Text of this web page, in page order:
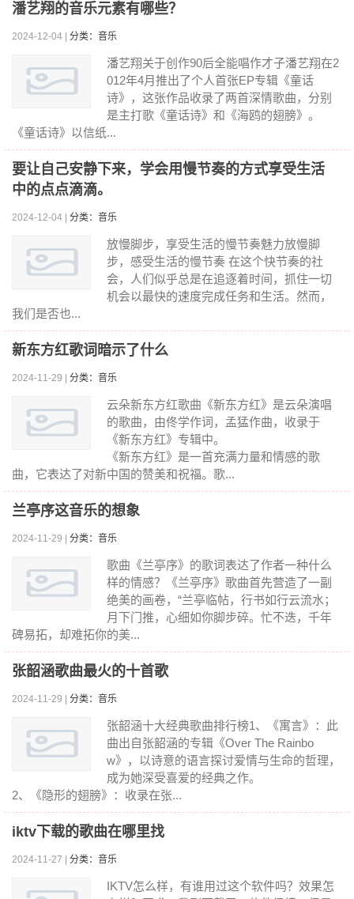
潘艺翔的音乐元素有哪些？
2024-12-04 | 分类：音乐
潘艺翔关于创作90后全能唱作才子潘艺翔在2
012年4月推出了个人首张EP专辑《童话
诗》，这张作品收录了两首深情歌曲，分别
是主打歌《童话诗》和《海鸥的翅膀》。
《童话诗》以信纸...
要让自己安静下来，学会用慢节奏的方式享受生活
中的点点滴滴。
2024-12-04 | 分类：音乐
放慢脚步，享受生活的慢节奏魅力放慢脚
步，感受生活的慢节奏 在这个快节奏的社
会，人们似乎总是在追逐着时间，抓住一切
机会以最快的速度完成任务和生活。然而，
我们是否也...
新东方红歌词暗示了什么
2024-11-29 | 分类：音乐
云朵新东方红歌曲《新东方红》是云朵演唱
的歌曲，由佟学作词，孟猛作曲，收录于
《新东方红》专辑中。
《新东方红》是一首充满力量和情感的歌
曲，它表达了对新中国的赞美和祝福。歌...
兰亭序这音乐的想象
2024-11-29 | 分类：音乐
歌曲《兰亭序》的歌词表达了作者一种什么
样的情感？《兰亭序》歌曲首先营造了一副
绝美的画卷，“兰亭临帖，行书如行云流水；
月下门推，心细如你脚步碎。忙不迭，千年
碑易拓，却难拓你的美...
张韶涵歌曲最火的十首歌
2024-11-29 | 分类：音乐
张韶涵十大经典歌曲排行榜1、《寓言》：此
曲出自张韶涵的专辑《Over The Rainbo
w》，以诗意的语言探讨爱情与生命的哲理，
成为她深受喜爱的经典之作。
2、《隐形的翅膀》：收录在张...
iktv下载的歌曲在哪里找
2024-11-27 | 分类：音乐
IKTV怎么样，有谁用过这个软件吗？效果怎